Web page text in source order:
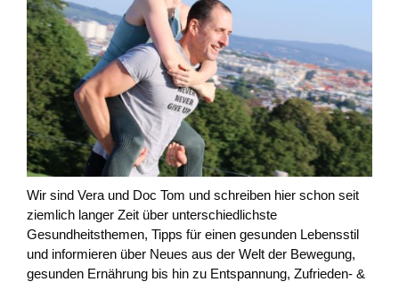
Wir sind Vera und Doc Tom und schreiben hier schon seit
ziemlich langer Zeit über unterschiedlichste
Gesundheitsthemen, Tipps für einen gesunden Lebensstil
und informieren über Neues aus der Welt der Bewegung,
gesunden Ernährung bis hin zu Entspannung, Zufrieden- &